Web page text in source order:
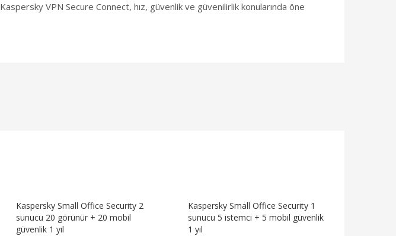
Kaspersky VPN Secure Connect, hız, güvenlik ve güvenilirlik konularında öne
Kaspersky Small Office Security 2
sunucu 20 görünür + 20 mobil
güvenlik 1 yıl
Kaspersky Small Office Security 1
sunucu 5 istemci + 5 mobil güvenlik
1 yıl